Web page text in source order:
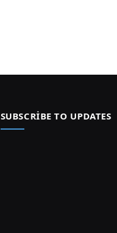
SUBSCRIBE TO UPDATES